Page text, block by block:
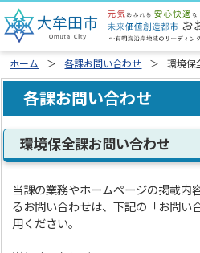
ホーム 各課お問い合わせ 環境保
各課お問い合わせ
環境保全課お問い合わせ
当課の業務やホームページの掲載内
るお問い合わせは、下記の「お問い
用ください。